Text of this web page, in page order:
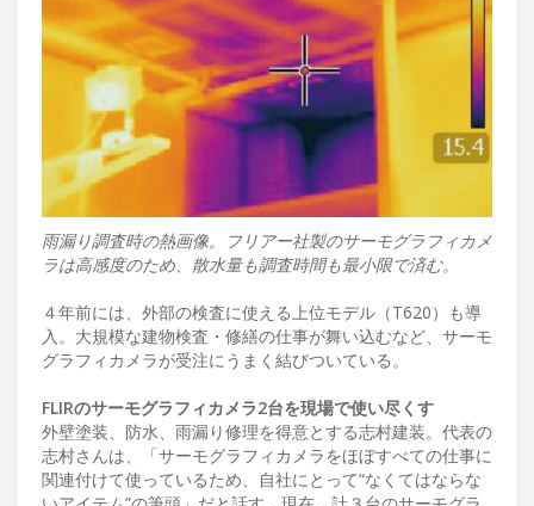
雨漏り調査時の熱画像。フリアー社製のサーモグラフィカメ
ラは高感度のため、散水量も調査時間も最小限で済む。
４年前には、外部の検査に使える上位モデル（T620）も導
入。大規模な建物検査・修繕の仕事が舞い込むなど、サーモ
グラフィカメラが受注にうまく結びついている。
FLIRのサーモグラフィカメラ2台を現場で使い尽くす
外壁塗装、防水、雨漏り修理を得意とする志村建装。代表の
志村さんは、「サーモグラフィカメラをほぼすべての仕事に
関連付けて使っているため、自社にとって“なくてはならな